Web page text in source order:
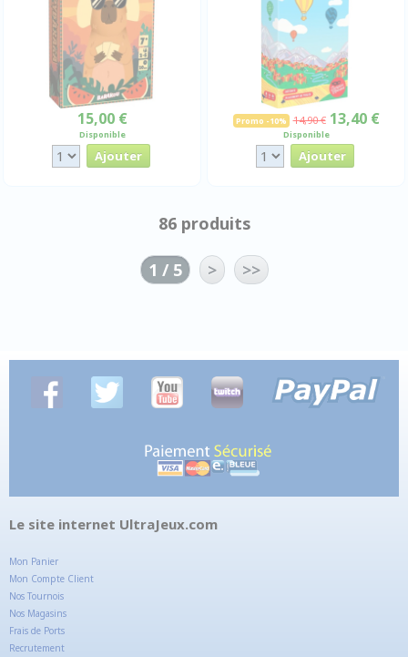
15,00 €
Disponible
Promo -10% 14,90 € 13,40 €
Disponible
86 produits
1 / 5 > >>
Le site internet UltraJeux.com
Mon Panier
Mon Compte Client
Nos Tournois
Nos Magasins
Frais de Ports
Recrutement